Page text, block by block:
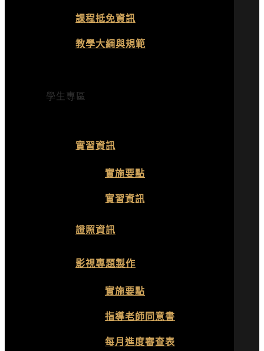
課程抵免資訊
教學大綱與規範
學生專區
實習資訊
實施要點
實習資訊
證照資訊
影視專題製作
實施要點
指導老師同意書
每月進度審查表